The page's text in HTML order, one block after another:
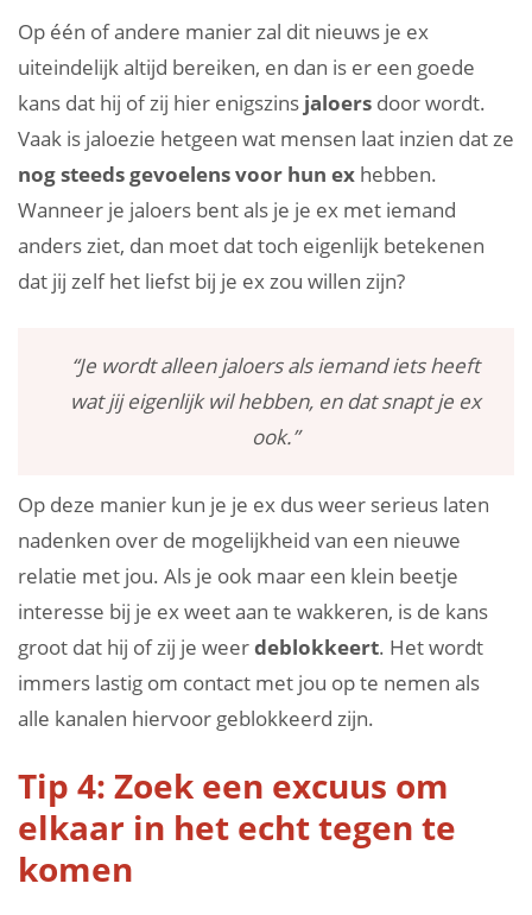
Op één of andere manier zal dit nieuws je ex
uiteindelijk altijd bereiken, en dan is er een goede
kans dat hij of zij hier enigszins jaloers door wordt.
Vaak is jaloezie hetgeen wat mensen laat inzien dat ze
nog steeds gevoelens voor hun ex hebben.
Wanneer je jaloers bent als je je ex met iemand
anders ziet, dan moet dat toch eigenlijk betekenen
dat jij zelf het liefst bij je ex zou willen zijn?
“Je wordt alleen jaloers als iemand iets heeft
wat jij eigenlijk wil hebben, en dat snapt je ex
ook.”
Op deze manier kun je je ex dus weer serieus laten
nadenken over de mogelijkheid van een nieuwe
relatie met jou. Als je ook maar een klein beetje
interesse bij je ex weet aan te wakkeren, is de kans
groot dat hij of zij je weerdeblokkeert. Het wordt
immers lastig om contact met jou op te nemen als
alle kanalen hiervoor geblokkeerd zijn.
Tip 4: Zoek een excuus om
elkaar in het echt tegen te
komen